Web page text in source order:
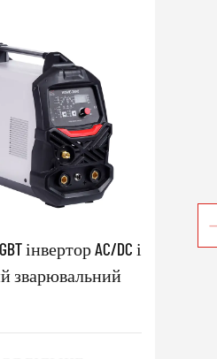
інвертор AC/DC і
зварювальний